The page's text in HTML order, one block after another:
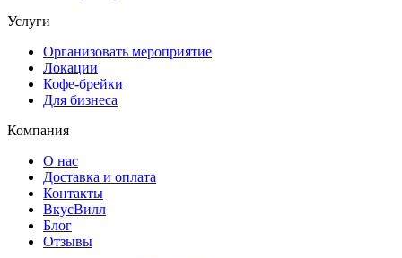
Услуги
Организовать мероприятие
Локации
Кофе-брейки
Для бизнеса
Компания
О нас
Доставка и оплата
Контакты
ВкусВилл
Блог
Отзывы